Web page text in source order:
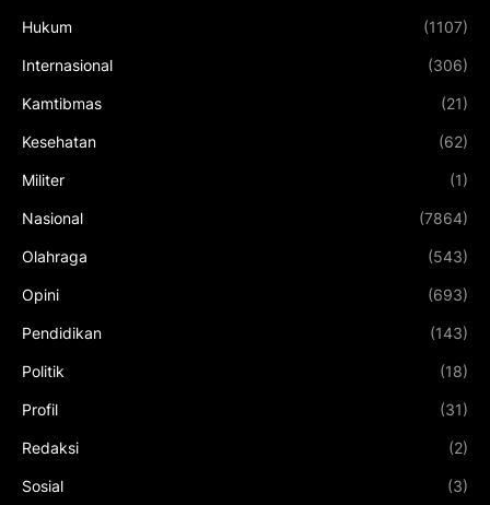
Hukum (1107)
Internasional (306)
Kamtibmas (21)
Kesehatan (62)
Militer (1)
Nasional (7864)
Olahraga (543)
Opini (693)
Pendidikan (143)
Politik (18)
Profil (31)
Redaksi (2)
Sosial (3)